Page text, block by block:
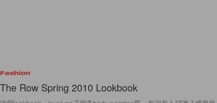
Fashion
The Row Spring 2010 Lookbook